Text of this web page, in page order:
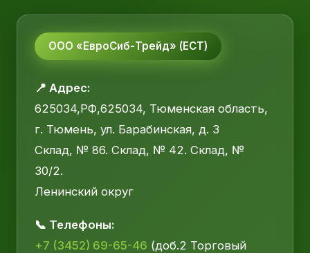
ООО «ЕвроСиб-Трейд» (ЕСТ)
📍 Адрес:
625034,РФ,625034, Тюменская область,
г. Тюмень, ул. Барабинская, д. 3
Склад, № 86. Склад, № 42. Склад, №
30/2.
Ленинский округ
📞 Телефоны:
+7 (3452) 69-65-46 (доб.2 Торговый